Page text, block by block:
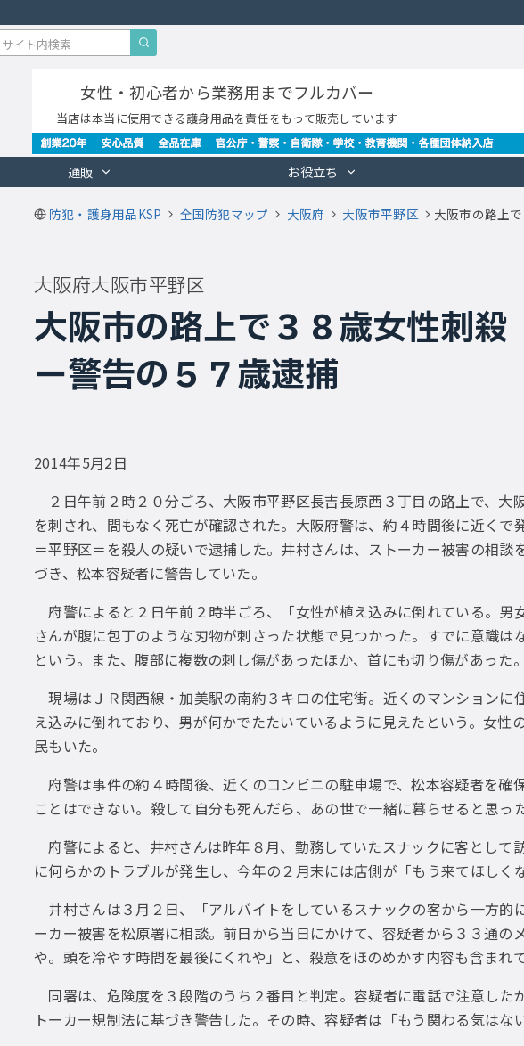
女性・初心者から業務用までフルカバー
当店は本当に使用できる護身用品を責任をもって販売しています
通販 お役立ち
防犯・護身用品KSP 全国防犯マップ 大阪府 大阪市平野区 大阪市の路上
大阪府大阪市平野区
大阪市の路上で３８歳女性刺
ー警告の５７歳逮捕
2014年5月2日
２日午前２時２０分ごろ、大阪市平野区長吉長原西３丁目の路上で、
を刺され、間もなく死亡が確認された。大阪府警は、約４時間後に近く
＝平野区＝を殺人の疑いで逮捕した。井村さんは、ストーカー被害の相
づき、松本容疑者に警告していた。
府警によると２日午前２時半ごろ、「女性が植え込みに倒れている。
さんが腹に包丁のような刃物が刺さった状態で見つかった。すでに意識
という。また、腹部に複数の刺し傷があったほか、首にも切り傷があった
現場はＪＲ関西線・加美駅の南約３キロの住宅街。近くのマンション
え込みに倒れており、男が何かでたたいているように見えたという。女
民もいた。
府警は事件の約４時間後、近くのコンビニの駐車場で、松本容疑者を
ことはできない。殺して自分も死んだら、あの世で一緒に暮らせると思っ
府警によると、井村さんは昨年８月、勤務していたスナックに客とし
に何らかのトラブルが発生し、今年の２月末には店側が「もう来てほし
井村さんは３月２日、「アルバイトをしているスナックの客から一方
ーカー被害を松原署に相談。前日から当日にかけて、容疑者から３３通
や。頭を冷やす時間を最後にくれや」と、殺意をほのめかす内容も含まれ
同署は、危険度を３段階のうち２番目と判定。容疑者に電話で注意し
トーカー規制法に基づき警告した。その時、容疑者は「もう関わる気はな